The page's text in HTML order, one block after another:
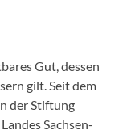
Gut, dessen
gilt. Seit dem
der Stiftung
Sachsen-